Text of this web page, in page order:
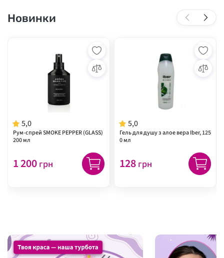
Новинки
5,0
Рум-спрей SMOKE PEPPER (GLASS)
200 мл
1 200 грн
5,0
Гель для душу з алое вера Iber, 125
0 мл
128 грн